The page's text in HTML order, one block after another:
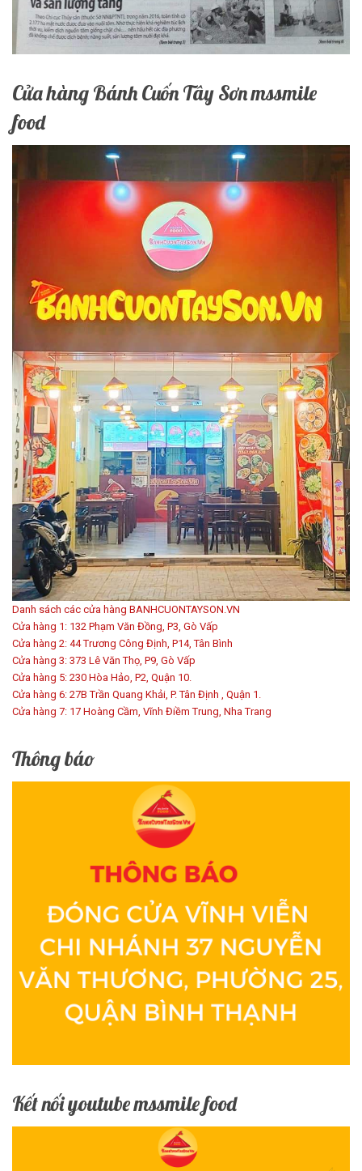
Cửa hàng Bánh Cuốn Tây Sơn mssmile
food
Danh sách các cửa hàng BANHCUONTAYSON.VN
Cửa hàng 1: 132 Phạm Văn Đồng, P3, Gò Vấp
Cửa hàng 2: 44 Trương Công Định, P14, Tân Bình
Cửa hàng 3: 373 Lê Văn Thọ, P9, Gò Vấp
Cửa hàng 5: 230 Hòa Hảo, P2, Quận 10.
Cửa hàng 6: 27B Trần Quang Khải, P. Tân Định , Quận 1.
Cửa hàng 7: 17 Hoàng Cầm, Vĩnh Điềm Trung, Nha Trang
Thông báo
Kết nối youtube mssmile food